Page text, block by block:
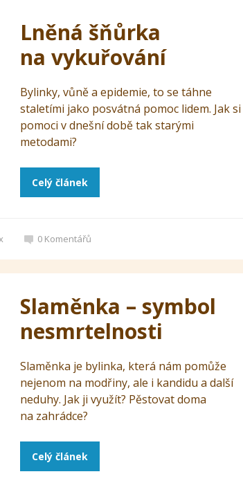
Lněná šňůrka
na vykuřování
Bylinky, vůně a epidemie, to se táhne
staletími jako posvátná pomoc lidem. Jak si
pomoci v dnešní době tak starými
metodami?
Celý článek
0 Komentářů
Slaměnka – symbol
nesmrtelnosti
Slaměnka je bylinka, která nám pomůže
nejenom na modřiny, ale i kandidu a další
neduhy. Jak ji využít? Pěstovat doma
na zahrádce?
Celý článek